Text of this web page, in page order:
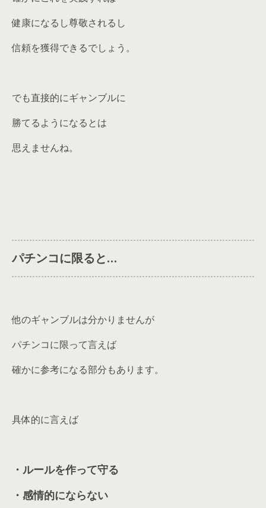
健康になるし尊敬されるし
信頼を獲得できるでしょう。
でも直接的にギャンブルに
勝てるようになるとは
思えませんね。
パチンコに限ると…
他のギャンブルは分かりませんが
パチンコに限って言えば
確かに参考になる部分もあります。
具体的に言えば
・ルールを作って守る
・感情的にならない